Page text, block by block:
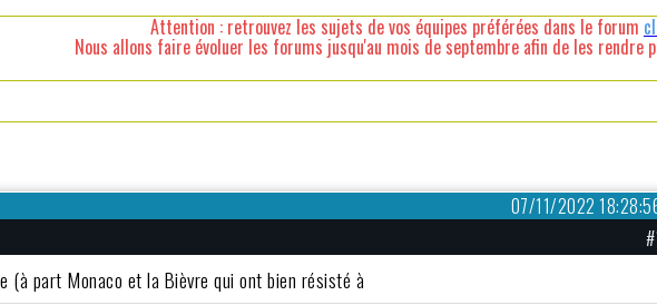
Attention : retrouvez les sujets de vos équipes préférées dans le forum
Nous allons faire évoluer les forums jusqu'au mois de septembre afin de les rendre
07/11/2022
(à part Monaco et la Bièvre qui ont bien résisté à